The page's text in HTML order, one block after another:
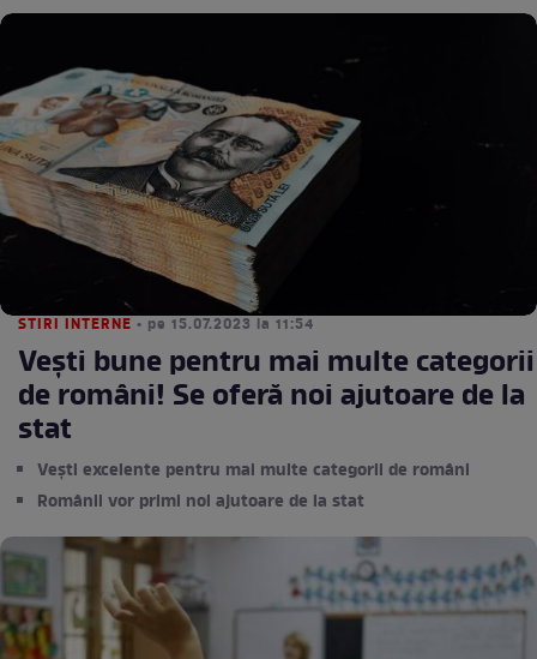
STIRI INTERNE • pe 15.07.2023 la 11:54
Vești bune pentru mai multe categorii
de români! Se oferă noi ajutoare de la
stat
Vești excelente pentru mai multe categorii de români
Românii vor primi noi ajutoare de la stat